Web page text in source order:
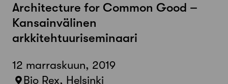
Architecture for Common Good –
Kansainvälinen
arkkitehtuuriseminaari
12 marraskuun, 2019
Bio Rex, Helsinki